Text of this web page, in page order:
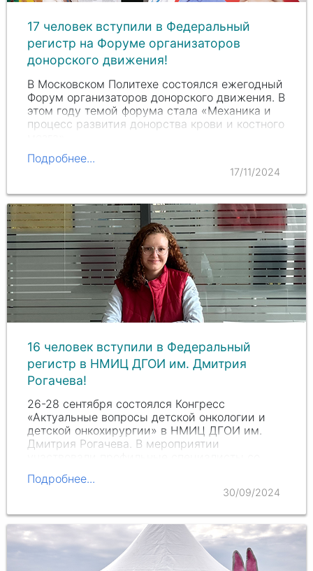
17 человек вступили в Федеральный
регистр на Форуме организаторов
донорского движения!
В Московском Политехе состоялся ежегодный
Форум организаторов донорского движения. В
этом году темой форума стала «Механика и
процесс развития донорства крови и костного
Подробнее...
17/11/2024
16 человек вступили в Федеральный
регистр в НМИЦ ДГОИ им. Дмитрия
Рогачева!
26-28 сентября состоялся Конгресс
«Актуальные вопросы детской онкологии и
детской онкохирургии» в НМИЦ ДГОИ им.
Дмитрия Рогачева. В мероприятии
Подробнее...
30/09/2024